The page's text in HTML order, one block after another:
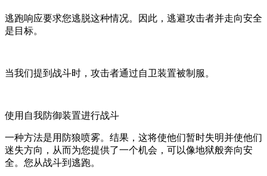
逃跑响应要求您逃脱这种情况。因此，逃避攻击者并走向安全
是目标。
当我们提到战斗时，攻击者通过自卫装置被制服。
使用自我防御装置进行战斗
一种方法是用防狼喷雾。结果，这将使他们暂时失明并使他们
迷失方向，从而为您提供了一个机会，可以像地狱般奔向安
全。您从战斗到逃跑。